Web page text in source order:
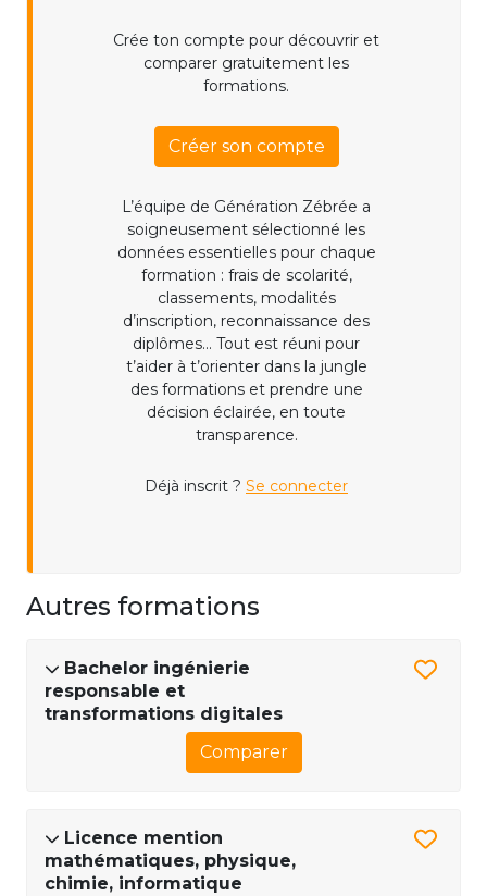
Crée ton compte pour découvrir et
comparer gratuitement les
formations.
Créer son compte
L’équipe de Génération Zébrée a
soigneusement sélectionné les
données essentielles pour chaque
formation : frais de scolarité,
classements, modalités
d’inscription, reconnaissance des
diplômes... Tout est réuni pour
t’aider à t’orienter dans la jungle
des formations et prendre une
décision éclairée, en toute
transparence.
Déjà inscrit ? Se connecter
Autres formations
Bachelor ingénierie
responsable et
transformations digitales
Comparer
Licence mention
mathématiques, physique,
chimie, informatique